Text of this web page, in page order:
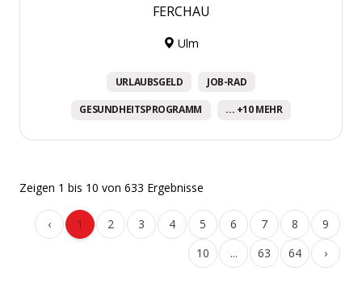
FERCHAU
Ulm
URLAUBSGELD JOB-RAD
GESUNDHEITSPROGRAMM ... +10 MEHR
Zeigen 1 bis 10 von 633 Ergebnisse
‹ 1 2 3 4 5 6 7 8
9
10
... 63 64 ›